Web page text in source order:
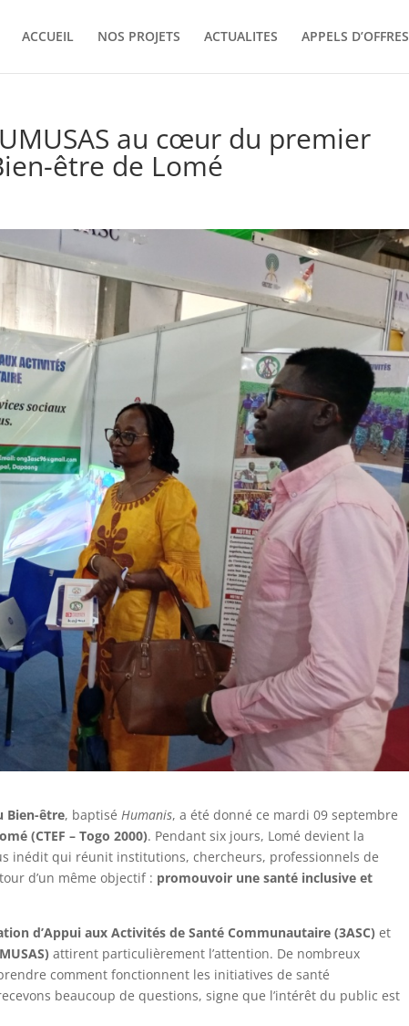
ACCUEIL NOS PROJETS ACTUALITES APPELS D’OFFRES
au cœur du premier
être de Lomé
Bien-être, baptisé Humanis, a été donné ce mardi 09 septembre
(CTEF – Togo 2000). Pendant six jours, Lomé devient la
inédit qui réunit institutions, chercheurs, professionnels de
d’un même objectif : promouvoir une santé inclusive et
d’Appui aux Activités de Santé Communautaire (3ASC) et
attirent particulièrement l’attention. De nombreux
comment fonctionnent les initiatives de santé
beaucoup de questions, signe que l’intérêt du public est